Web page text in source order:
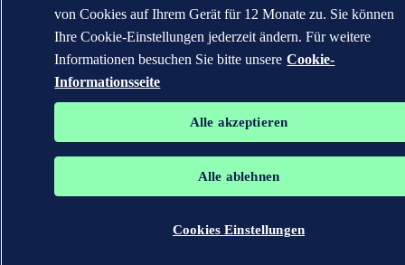
von Cookies auf Ihrem Gerät für 12 Monate zu. Sie können
Ihre Cookie-Einstellungen jederzeit ändern. Für weitere
Informationen besuchen Sie bitte unsere Cookie-
Informationsseite
Alle akzeptieren
Alle ablehnen
Cookies Einstellungen